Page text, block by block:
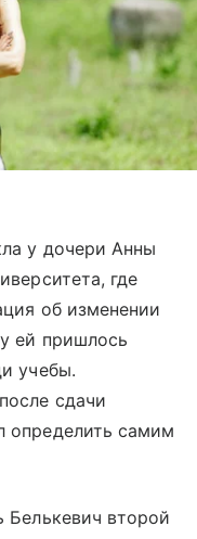
у дочери Анны
где
об изменении
ей пришлось
учебы.
сдачи
определить самим
Белькевич второй